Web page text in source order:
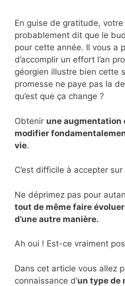
En guise de gratitude,
probablement dit que le
pour cette année. Il vous a
d’accomplir un effort l’an
géorgien illustre bien cette
promesse ne paye pas la
qu’est que ça change ?
Obtenir une augmentation
modifier
vie.
C’est difficile à accepter
Ne déprimez pas pour
tout de même faire
d’une autre manière.
Ah oui ! Est-ce vraiment
Dans cet article vous allez
connaissance d’un type de